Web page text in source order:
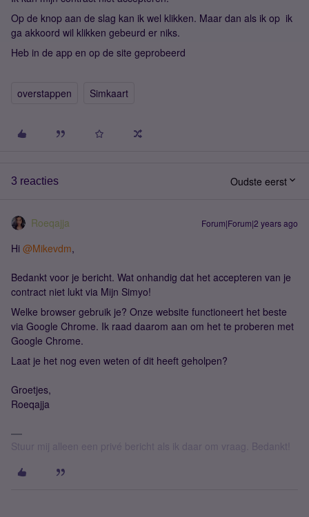
Op de knop aan de slag kan ik wel klikken. Maar dan als ik op ik
ga akkoord wil klikken gebeurd er niks.
Heb in de app en op de site geprobeerd
overstappen Simkaart
3 reacties Oudste eerst
Roeqajja Forum|Forum|2 years ago
Hi @Mikevdm,
Bedankt voor je bericht. Wat onhandig dat het accepteren van je
contract niet lukt via Mijn Simyo!
Welke browser gebruik je? Onze website functioneert het beste
via Google Chrome. Ik raad daarom aan om het te proberen met
Google Chrome.
Laat je het nog even weten of dit heeft geholpen?
Groetjes,
Roeqajja
Stuur mij alleen een privé bericht als ik daar om vraag. Bedankt!